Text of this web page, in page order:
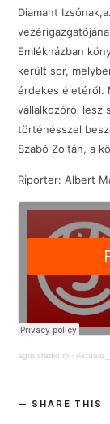
Diamant
Emlékházban
került sor,
érdekes életéről.
vállalkozóról lesz
történésszel
Szabó Zoltán, a
Riporter: Albert
agnusradio.ro ·
SHARE THIS